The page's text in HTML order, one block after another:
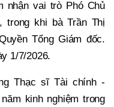
nhận vai trò Phó Chủ
trong khi bà Trần Thị
Tổng Giám đốc.
1/7/2026.
Thạc sĩ Tài chính -
kinh nghiệm trong